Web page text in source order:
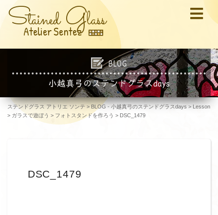
Stained Glass
Atelier Sentez
BLOG
小越真弓のステンドグラスdays
ステンドグラス アトリエ ソンテ > BLOG - 小越真弓のステンドグラスdays> Lesson
> ガラスで遊ぼう > フォトスタンドを作ろう > DSC_1479
DSC_1479